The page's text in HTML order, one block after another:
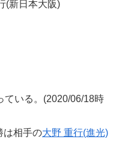
新日本大阪)
ている。(2020/06/18時
は相手の大野 重行(進光)